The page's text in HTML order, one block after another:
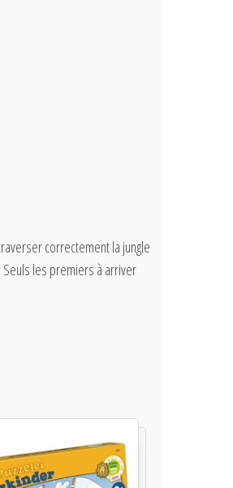
correctement la jungle
Seuls les premiers à arriver